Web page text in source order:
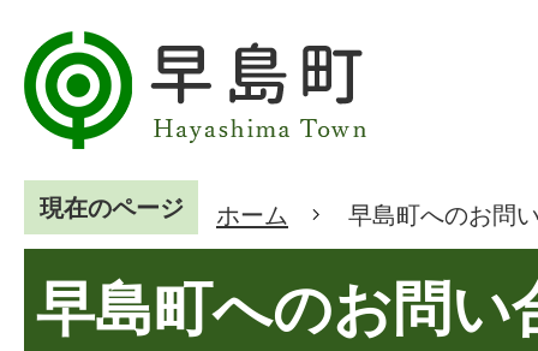
現在のページ ホーム 早島町へのお問
早島町へのお問い